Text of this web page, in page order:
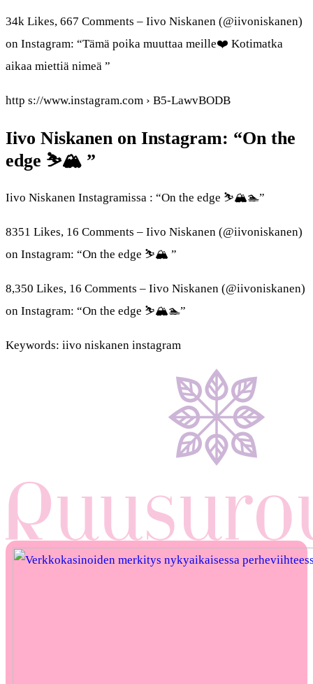
34k Likes, 667 Comments – Iivo Niskanen (@iivoniskanen)
on Instagram: “Tämä poika muuttaa meille❤️ Kotimatka
aikaa miettiä nimeä ”
http s://www.instagram.com › B5-LawvBODB
Iivo Niskanen on Instagram: “On the
edge ⛷️🏔️ ”
Iivo Niskanen Instagramissa : “On the edge ⛷️🏔️🏊”
8351 Likes, 16 Comments – Iivo Niskanen (@iivoniskanen)
on Instagram: “On the edge ⛷️🏔️ ”
8,350 Likes, 16 Comments – Iivo Niskanen (@iivoniskanen)
on Instagram: “On the edge ⛷️🏔️🏊”
Keywords: iivo niskanen instagram